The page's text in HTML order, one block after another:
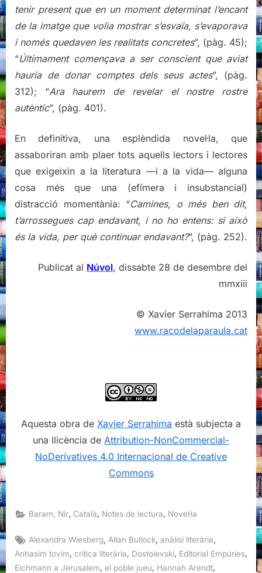
tenir present que en un moment determinat l’encant
de la imatge que volia mostrar s’esvaïa, s’evaporava
i només quedaven les realitats concretes”, (pàg. 45);
“Últimament començava a ser conscient que aviat
hauria de donar comptes dels seus actes”, (pàg.
312); “Ara haurem de revelar el nostre rostre
autèntic”, (pàg. 401).
En definitiva, una esplèndida novel·la, que
assaboriran amb plaer tots aquells lectors i lectores
que exigeixin a la literatura —i a la vida— alguna
cosa més que una (efímera i insubstancial)
distracció momentània: “Camines, o més ben dit,
t’arrossegues cap endavant, i no ho entens: si això
és la vida, per què continuar endavant?”, (pàg. 252).
Publicat al Núvol, dissabte 28 de desembre del
mmxiii
© Xavier Serrahima 2013
www.racodelaparaula.cat
Aquesta obra de Xavier Serrahima està subjecta a
una llicència de Attribution-NonCommercial-
NoDerivatives 4.0 Internacional de Creative
Commons
Baram, Nir, Català, Notes de lectura, Novel·la
Tags:
Alexandra Wiesberg Allan Bullock ,anàlisi literària
Anhasim tovim, crítica literària, Dostoievski, Editorial Empúries,
Eichmann a Jerusalem el poble jueu Hannah Arendt